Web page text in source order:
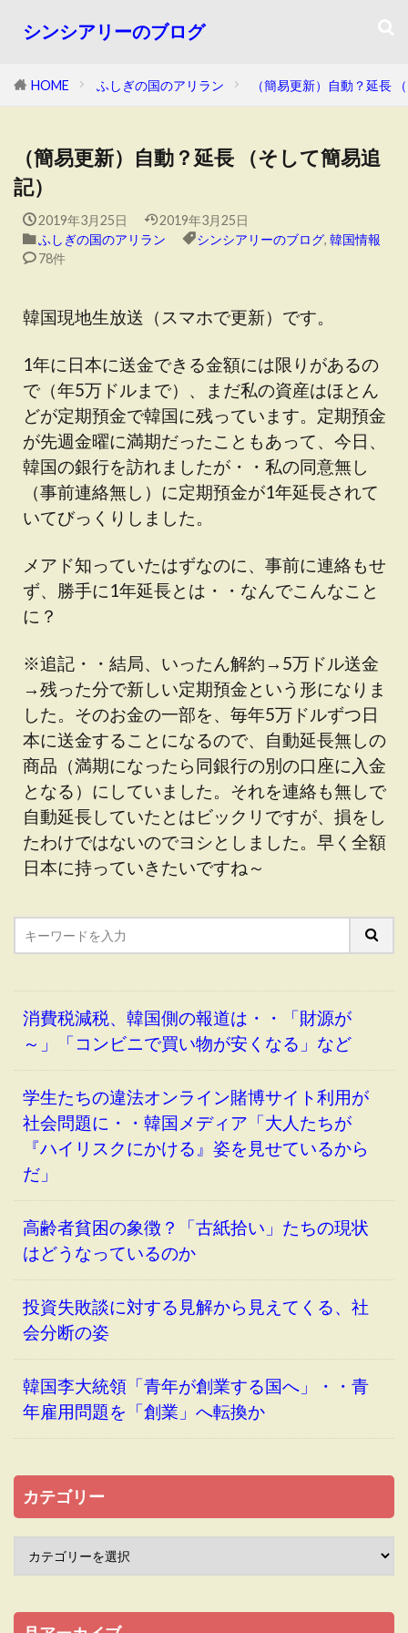
シンシアリーのブログ
HOME ふしぎの国のアリラン （簡易更新）自動？延長
（簡易更新）自動？延長 （そして簡易追
記）
2019年3月25日
2019年3月25日
ふしぎの国のアリラン
シンシアリーのブログ, 韓国情報
78件
韓国現地生放送（スマホで更新）です。
1年に日本に送金できる金額には限りがあるの
で（年5万ドルまで）、まだ私の資産はほとん
どが定期預金で韓国に残っています。定期預金
が先週金曜に満期だったこともあって、今日、
韓国の銀行を訪れましたが・・私の同意無し
（事前連絡無し）に定期預金が1年延長されて
いてびっくりしました。
メアド知っていたはずなのに、事前に連絡もせ
ず、勝手に1年延長とは・・なんでこんなこと
に？
※追記・・結局、いったん解約→5万ドル送金
→残った分で新しい定期預金という形になりま
した。そのお金の一部を、毎年5万ドルずつ日
本に送金することになるので、自動延長無しの
商品（満期になったら同銀行の別の口座に入金
となる）にしていました。それを連絡も無しで
自動延長していたとはビックリですが、損をし
たわけではないのでヨシとしました。早く全額
日本に持っていきたいですね～
消費税減税、韓国側の報道は・・「財源が
～」「コンビニで買い物が安くなる」など
学生たちの違法オンライン賭博サイト利用が
社会問題に・・韓国メディア「大人たちが
『ハイリスクにかける』姿を見せているから
だ」
高齢者貧困の象徴？「古紙拾い」たちの現状
はどうなっているのか
投資失敗談に対する見解から見えてくる、社
会分断の姿
韓国李大統領「青年が創業する国へ」・・青
年雇用問題を「創業」へ転換か
カテゴリー